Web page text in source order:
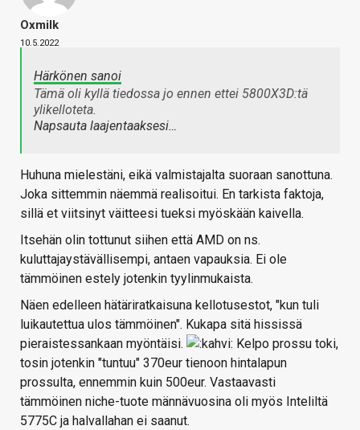
Oxmilk
10.5.2022
Härkönen sanoi
Tämä oli kyllä tiedossa jo ennen ettei 5800X3D:tä
ylikelloteta.
Napsauta laajentaaksesi…
Huhuna mielestäni, eikä valmistajalta suoraan sanottuna.
Joka sittemmin näemmä realisoitui. En tarkista faktoja,
sillä et viitsinyt väitteesi tueksi myöskään kaivella.
Itsehän olin tottunut siihen että AMD on ns.
kuluttajaystävällisempi, antaen vapauksia. Ei ole
tämmöinen estely jotenkin tyylinmukaista.
Näen edelleen hätäriratkaisuna kellotusestot, "kun tuli
luikautettua ulos tämmöinen". Kukapa sitä hississä
pieraistessankaan myöntäisi.
Kelpo prossu toki,
tosin jotenkin "tuntuu" 370eur tienoon hintalapun
prossulta, ennemmin kuin 500eur. Vastaavasti
tämmöinen niche-tuote männävuosina oli myös Inteliltä
5775C ja halvallahan ei saanut.